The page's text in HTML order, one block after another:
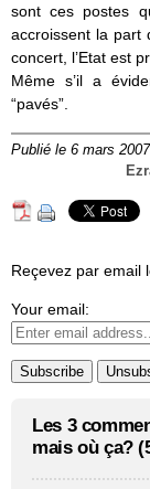
sont ces postes
accroissent la part
concert, l’Etat est
Même s’il a
“pavés”.
Publié le 6 mars
Reçevez par email
Your email:
Les 3
mais où ça?